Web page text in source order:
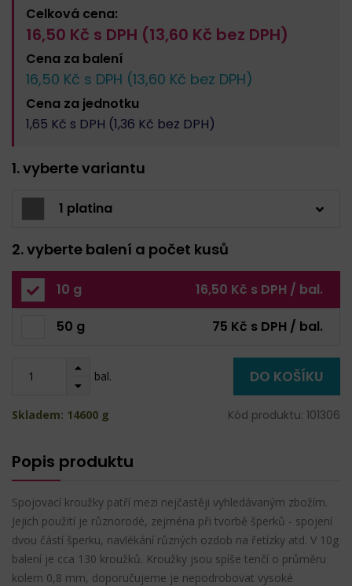
Celková cena:
16,50 Kč s DPH (13,60 Kč bez DPH)
Cena za balení
16,50 Kč s DPH (13,60 Kč bez DPH)
Cena za jednotku
1,65 Kč s DPH (1,36 Kč bez DPH)
1. vyberte variantu
1 platina
2. vyberte balení a počet kusů
10 g 16,50 Kč s DPH / bal.
50 g 75 Kč s DPH / bal.
bal. DO KOŠÍKU
Skladem: 14600 g Kód produktu: 101306
Popis produktu
Spojovací kroužky patří mezi nejčastěji vyhledávaným zbožím.
Jejich použití je různorodé, zejména při tvorbě šperků - spojení
dvou částí šperku, navlékání různých ozdob na řetízky atd. V 10g
balení je cca 130 kroužků. Kroužky jsou spíše tenčí o průměru
kolem 0,8 mm, doporučujeme je nepodrobovat vysoké